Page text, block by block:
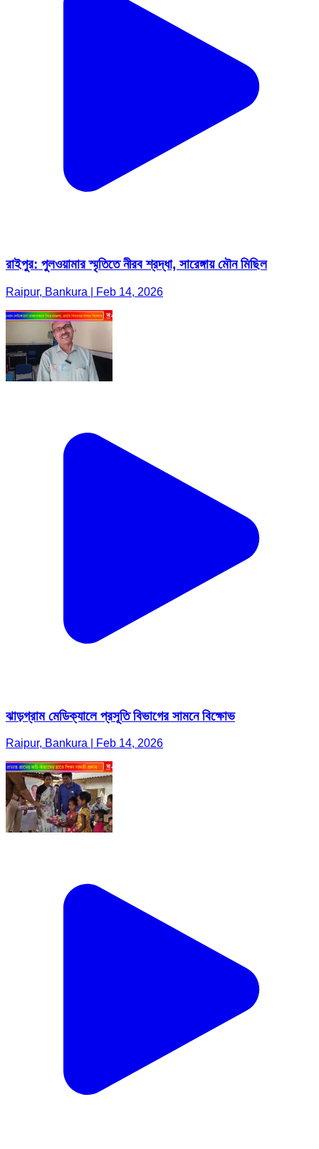
রাইপুর: পুলওয়ামার স্মৃতিতে নীরব শ্রদ্ধা, সারেঙ্গায় মৌন মিছিল
Raipur, Bankura | Feb 14, 2026
ঝাড়গ্রাম মেডিক্যালে প্রসূতি বিভাগের সামনে বিক্ষোভ
Raipur, Bankura | Feb 14, 2026